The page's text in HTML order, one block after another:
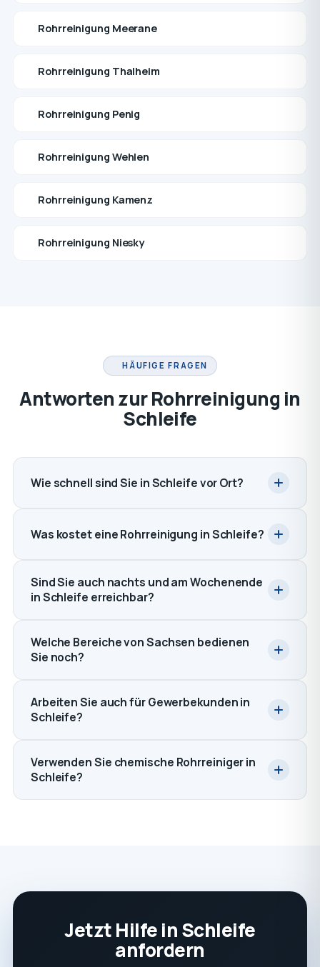
Rohrreinigung Meerane
Rohrreinigung Thalheim
Rohrreinigung Penig
Rohrreinigung Wehlen
Rohrreinigung Kamenz
Rohrreinigung Niesky
HÄUFIGE FRAGEN
Antworten zur Rohrreinigung in
Schleife
Wie schnell sind Sie in Schleife vor Ort?
Was kostet eine Rohrreinigung in Schleife?
Sind Sie auch nachts und am Wochenende
in Schleife erreichbar?
Welche Bereiche von Sachsen bedienen
Sie noch?
Arbeiten Sie auch für Gewerbekunden in
Schleife?
Verwenden Sie chemische Rohrreiniger in
Schleife?
Jetzt Hilfe in Schleife
anfordern